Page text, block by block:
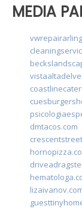
MEDIA
dmtacos.com